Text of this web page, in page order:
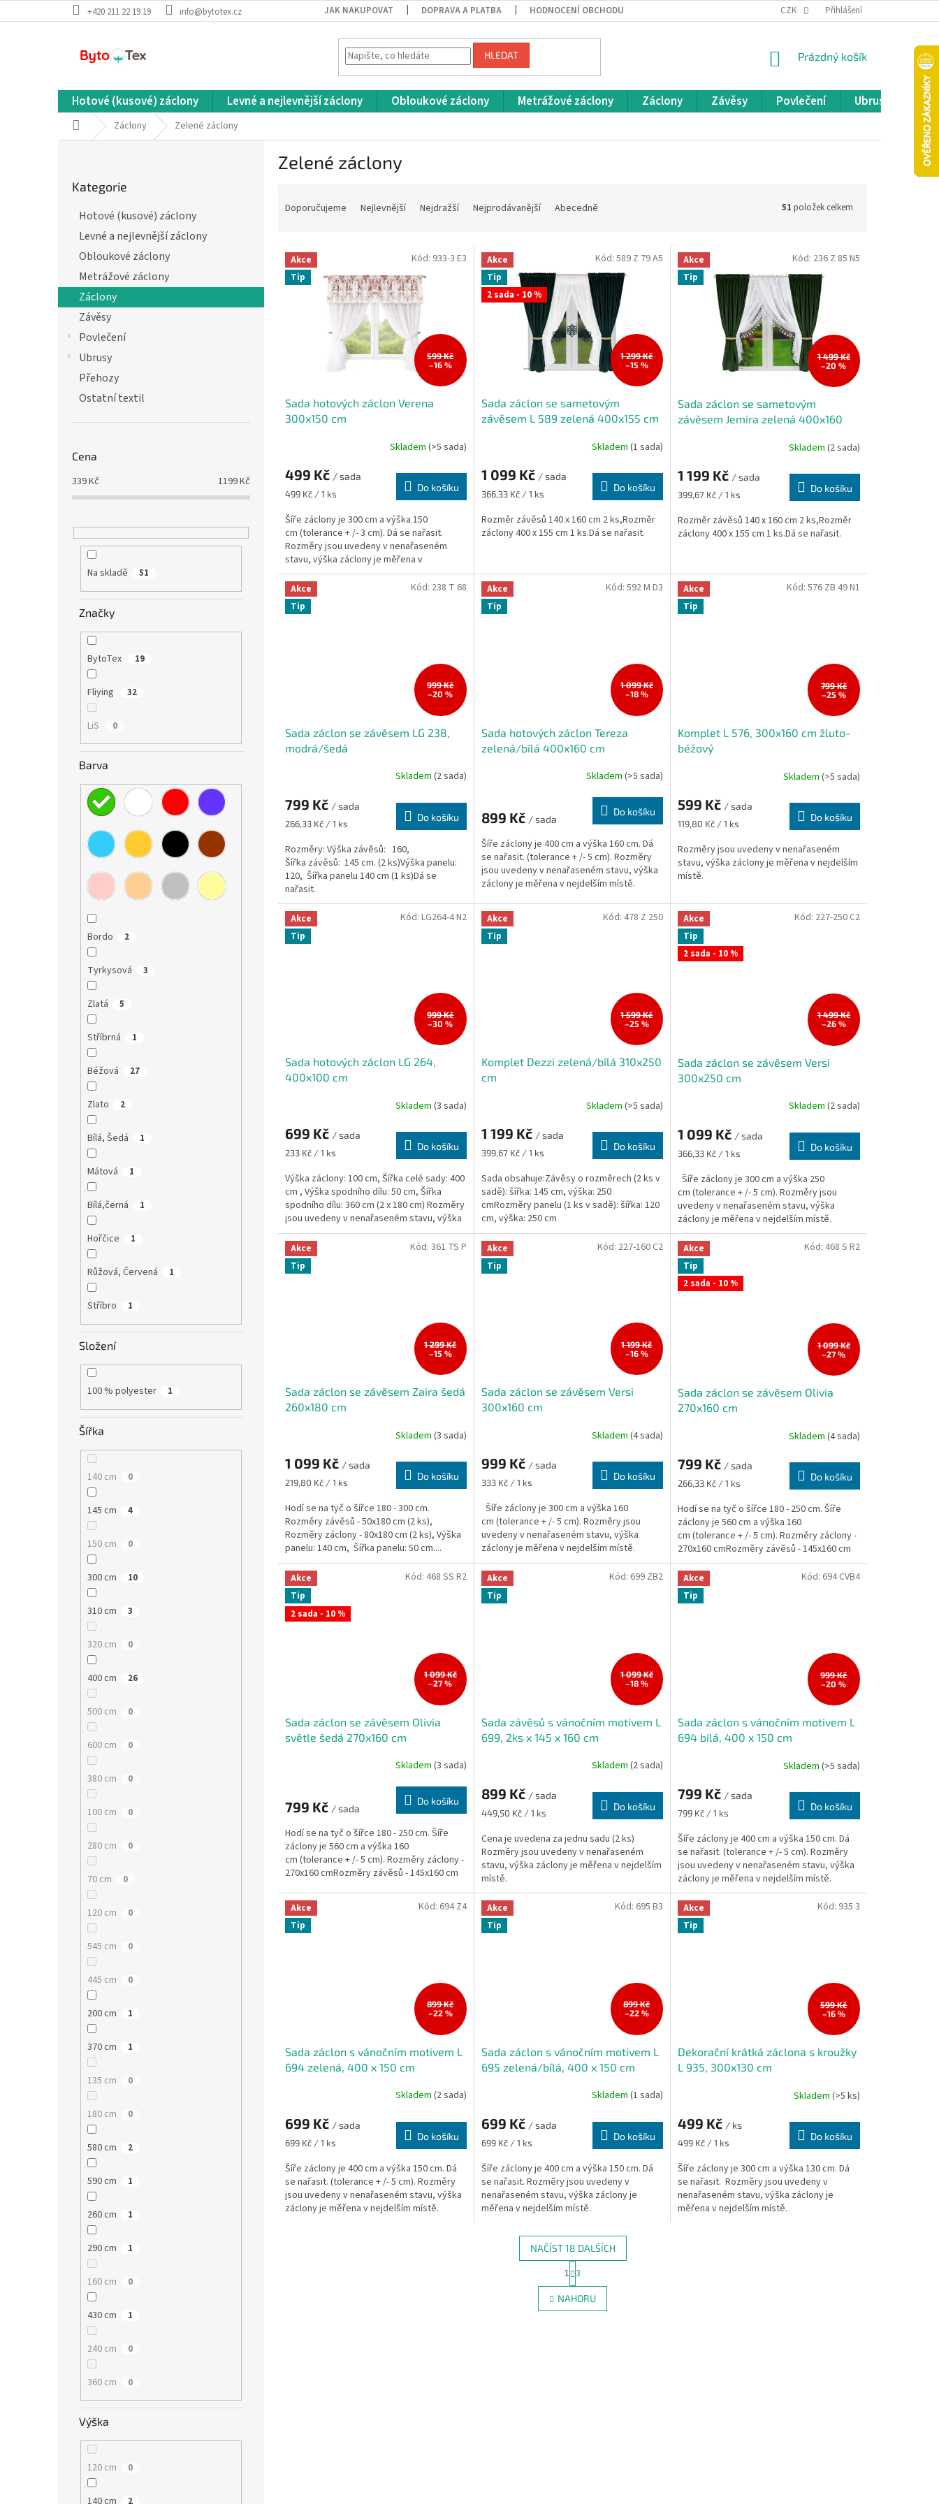
na
+420 211 22 19 19 info@bytotex.cz JAK NAKUPOVAT DOPRAVA A PLATBA HODNOCENÍ OBCHODU OBCHODNÍ PODMÍNKY
CZK Přihlášení
HLEDAT
NÁKUPNÍ
Prázdný košík
Hotové (kusové) záclony Levné a nejlevnější záclony Obloukové záclony Metrážové záclony Záclony Závěsy Povlečení Ubrusy
Domů Záclony Zelené záclony
p
kategorie
Kategorie
Hotové (kusové) záclony
Levné a nejlevnější záclony
Obloukové záclony
Metrážové záclony
Záclony
Závěsy
Povlečení
Ubrusy
Přehozy
Ostatní textil
Cena
339Kč 1199Kč
Na skladě 51
Značky
BytoTex 19
Fliying 32
LiS 0
Barva
Bordo 2
Tyrkysová 3
Zlatá 5
Stříbrná 1
Béžová 27
Zlato 2
Bílá, Šedá 1
Mátová 1
Bílá,černá 1
Hořčice 1
Růžová, Červená 1
Stříbro 1
Složení
100 % polyester 1
Šířka
140 cm 0
145 cm 4
150 cm 0
300 cm 10
310 cm 3
320 cm 0
400 cm 26
500 cm 0
600 cm 0
380 cm 0
100 cm 0
280 cm 0
70 cm 0
120 cm 0
545 cm 0
445 cm 0
200 cm 1
370 cm 1
135 cm 0
180 cm 0
580 cm 2
590 cm 1
260 cm 1
290 cm 1
160 cm 0
430 cm 1
240 cm 0
360 cm 0
Výška
120 cm 0
2
Zelené záclony
n
p
Doporučujeme Nejlevnější Nejdražší Nejprodávanější Abecedně 51 položek celkem
V
p
Akce
Tip
599 Kč
–16 %
Sada hotových záclon Verena
300x150 cm
Skladem (>5 sada)
499 Kč / sada
Měrná
499 Kč / 1 ks
Do košíku
Šíře záclony je 300 cm a výška 150
cm (tolerance + /- 3 cm). Dá se nařasit.
Rozměry jsou uvedeny v nenařaseném
stavu, výška záclony je měřena v
nejdelším...
Kód: 933-3 E3
Akce
Tip
2 sada - 10 %
1 299 Kč
–15 %
Sada záclon se sametovým
závěsem L 589 zelená 400x155 cm
Skladem (1 sada)
1 099 Kč / sada
Měrná
366,33 Kč / 1 ks
Do košíku
Rozměr závěsů 140 x 160 cm 2 ks,Rozměr
záclony 400 x 155 cm 1 ks.Dá se nařasit.
Kód: 589 Z 79 A5
Akce
Tip
1 499 Kč
–20 %
Sada záclon se sametovým
závěsem Jemira zelená 400x160
Skladem (2 sada)
1 199 Kč / sada
Měrná
399,67 Kč / 1 ks
Do košíku
Rozměr závěsů 140 x 160 cm 2 ks,Rozměr
záclony 400 x 155 cm 1 ks.Dá se nařasit.
Kód: 236 Z 85 N5
Akce
Tip
999 Kč
–20 %
Sada záclon se závěsem LG 238,
modrá/šedá
Skladem (2 sada)
799 Kč / sada
Měrná
266,33 Kč / 1 ks
Do košíku
Rozměry: Výška závěsů: 160,
Šířka závěsů: 145 cm. (2 ks)Výška panelu:
120, Šířka panelu 140 cm (1 ks)Dá se
nařasit.
Kód: 238 T 68
Akce
Tip
1 099 Kč
–18 %
Sada hotových záclon Tereza
zelená/bílá 400x160 cm
Skladem (>5 sada)
899 Kč / sada
Do košíku
Šíře záclony je 400 cm a výška 160 cm. Dá
se nařasit. (tolerance + /- 5 cm). Rozměry
jsou uvedeny v nenařaseném stavu, výška
záclony je měřena v nejdelším místě.
Kód: 592 M D3
Akce
Tip
799 Kč
–25 %
Komplet L 576, 300x160 cm žluto-
béžový
Skladem (>5 sada)
599 Kč / sada
Měrná
119,80 Kč / 1 ks
Do košíku
Rozměry jsou uvedeny v nenařaseném
stavu, výška záclony je měřena v nejdelším
místě.
Kód: 576 ZB 49 N1
Akce
Tip
999 Kč
–30 %
Sada hotových záclon LG 264,
400x100 cm
Skladem (3 sada)
699 Kč / sada
Měrná
233 Kč / 1 ks
Do košíku
Výška záclony: 100 cm, Šířka celé sady: 400
cm , Výška spodního dílu: 50 cm, Šířka
spodního dílu: 360 cm (2 x 180 cm) Rozměry
jsou uvedeny v nenařaseném stavu, výška
záclony...
Kód: LG264-4 N2
Akce
Tip
1 599 Kč
–25 %
Komplet Dezzi zelená/bílá 310x250
cm
Skladem (>5 sada)
1 199 Kč / sada
Měrná
399,67 Kč / 1 ks
Do košíku
Sada obsahuje:Závěsy o rozměrech (2 ks v
sadě): šířka: 145 cm, výška: 250
cmRozměry panelu (1 ks v sadě): šířka: 120
cm, výška: 250 cm
Kód: 478 Z 250
Akce
Tip
2 sada - 10 %
1 499 Kč
–26 %
Sada záclon se závěsem Versi
300x250 cm
Skladem (2 sada)
1 099 Kč / sada
Měrná
366,33 Kč / 1 ks
Do košíku
Šíře záclony je 300 cm a výška 250
cm (tolerance + /- 5 cm). Rozměry jsou
uvedeny v nenařaseném stavu, výška
záclony je měřena v nejdelším místě.
Kód: 227-250 C2
Akce
Tip
1 299 Kč
–15 %
Sada záclon se závěsem Zaira šedá
260x180 cm
Skladem (3 sada)
1 099 Kč / sada
Měrná
219,80 Kč / 1 ks
Do košíku
Hodí se na tyč o šířce 180 - 300 cm.
Rozměry závěsů - 50x180 cm (2 ks),
Rozměry záclony - 80x180 cm (2 ks), Výška
panelu: 140 cm, Šířka panelu: 50 cm....
Kód: 361 TS P
Akce
Tip
1 199 Kč
–16 %
Sada záclon se závěsem Versi
300x160 cm
Skladem (4 sada)
999 Kč / sada
Měrná
333 Kč / 1 ks
Do košíku
Šíře záclony je 300 cm a výška 160
cm (tolerance + /- 5 cm). Rozměry jsou
uvedeny v nenařaseném stavu, výška
záclony je měřena v nejdelším místě.
Kód: 227-160 C2
Akce
Tip
2 sada - 10 %
1 099 Kč
–27 %
Sada záclon se závěsem Olivia
270x160 cm
Skladem (4 sada)
799 Kč / sada
Měrná
266,33 Kč / 1 ks
Do košíku
Hodí se na tyč o šířce 180 - 250 cm. Šíře
záclony je 560 cm a výška 160
cm (tolerance + /- 5 cm). Rozměry záclony -
270x160 cmRozměry závěsů - 145x160 cm
(2 ks)...
Kód: 468 S R2
Akce
Tip
2 sada - 10 %
1 099 Kč
–27 %
Sada záclon se závěsem Olivia
světle šedá 270x160 cm
Skladem (3 sada)
799 Kč / sada
Do košíku
Hodí se na tyč o šířce 180 - 250 cm. Šíře
záclony je 560 cm a výška 160
cm (tolerance + /- 5 cm). Rozměry záclony -
270x160 cmRozměry závěsů - 145x160 cm
Kód: 468 SS R2
Akce
Tip
1 099 Kč
–18 %
Sada závěsů s vánočním motivem L
699, 2ks x 145 x 160 cm
Skladem (2 sada)
899 Kč / sada
Měrná
449,50 Kč / 1 ks
Do košíku
Cena je uvedena za jednu sadu (2 ks)
Rozměry jsou uvedeny v nenařaseném
stavu, výška záclony je měřena v nejdelším
místě.
Kód: 699 ZB2
Akce
Tip
999 Kč
–20 %
Sada záclon s vánočním motivem L
694 bílá, 400 x 150 cm
Skladem (>5 sada)
799 Kč / sada
Měrná
799 Kč / 1 ks
Do košíku
Šíře záclony je 400 cm a výška 150 cm. Dá
se nařasit. (tolerance + /- 5 cm). Rozměry
jsou uvedeny v nenařaseném stavu, výška
záclony je měřena v nejdelším místě.
Kód: 694 CVB4
Akce
Tip
899 Kč
–22 %
Sada záclon s vánočním motivem L
694 zelená, 400 x 150 cm
Skladem (2 sada)
699 Kč / sada
Měrná
699 Kč / 1 ks
Do košíku
Šíře záclony je 400 cm a výška 150 cm. Dá
se nařasit. (tolerance + /- 5 cm). Rozměry
jsou uvedeny v nenařaseném stavu, výška
záclony je měřena v nejdelším místě.
Kód: 694 Z4
Akce
Tip
899 Kč
–22 %
Sada záclon s vánočním motivem L
695 zelená/bílá, 400 x 150 cm
Skladem (1 sada)
699 Kč / sada
Měrná
699 Kč / 1 ks
Do košíku
Šíře záclony je 400 cm a výška 150 cm. Dá
se nařasit. Rozměry jsou uvedeny v
nenařaseném stavu, výška záclony je
měřena v nejdelším místě.
Kód: 695 B3
Akce
Tip
599 Kč
–16 %
Dekorační krátká záclona s kroužky
L 935, 300x130 cm
Skladem (>5 ks)
499 Kč / ks
Měrná
499 Kč / 1 ks
Do košíku
Šíře záclony je 300 cm a výška 130 cm. Dá
se nařasit. Rozměry jsou uvedeny v
nenařaseném stavu, výška záclony je
měřena v nejdelším místě.
Kód: 935 3
O
v
l
NAČÍST 18 DALŠÍCH
t
r
á
n
1 3
NAHORU